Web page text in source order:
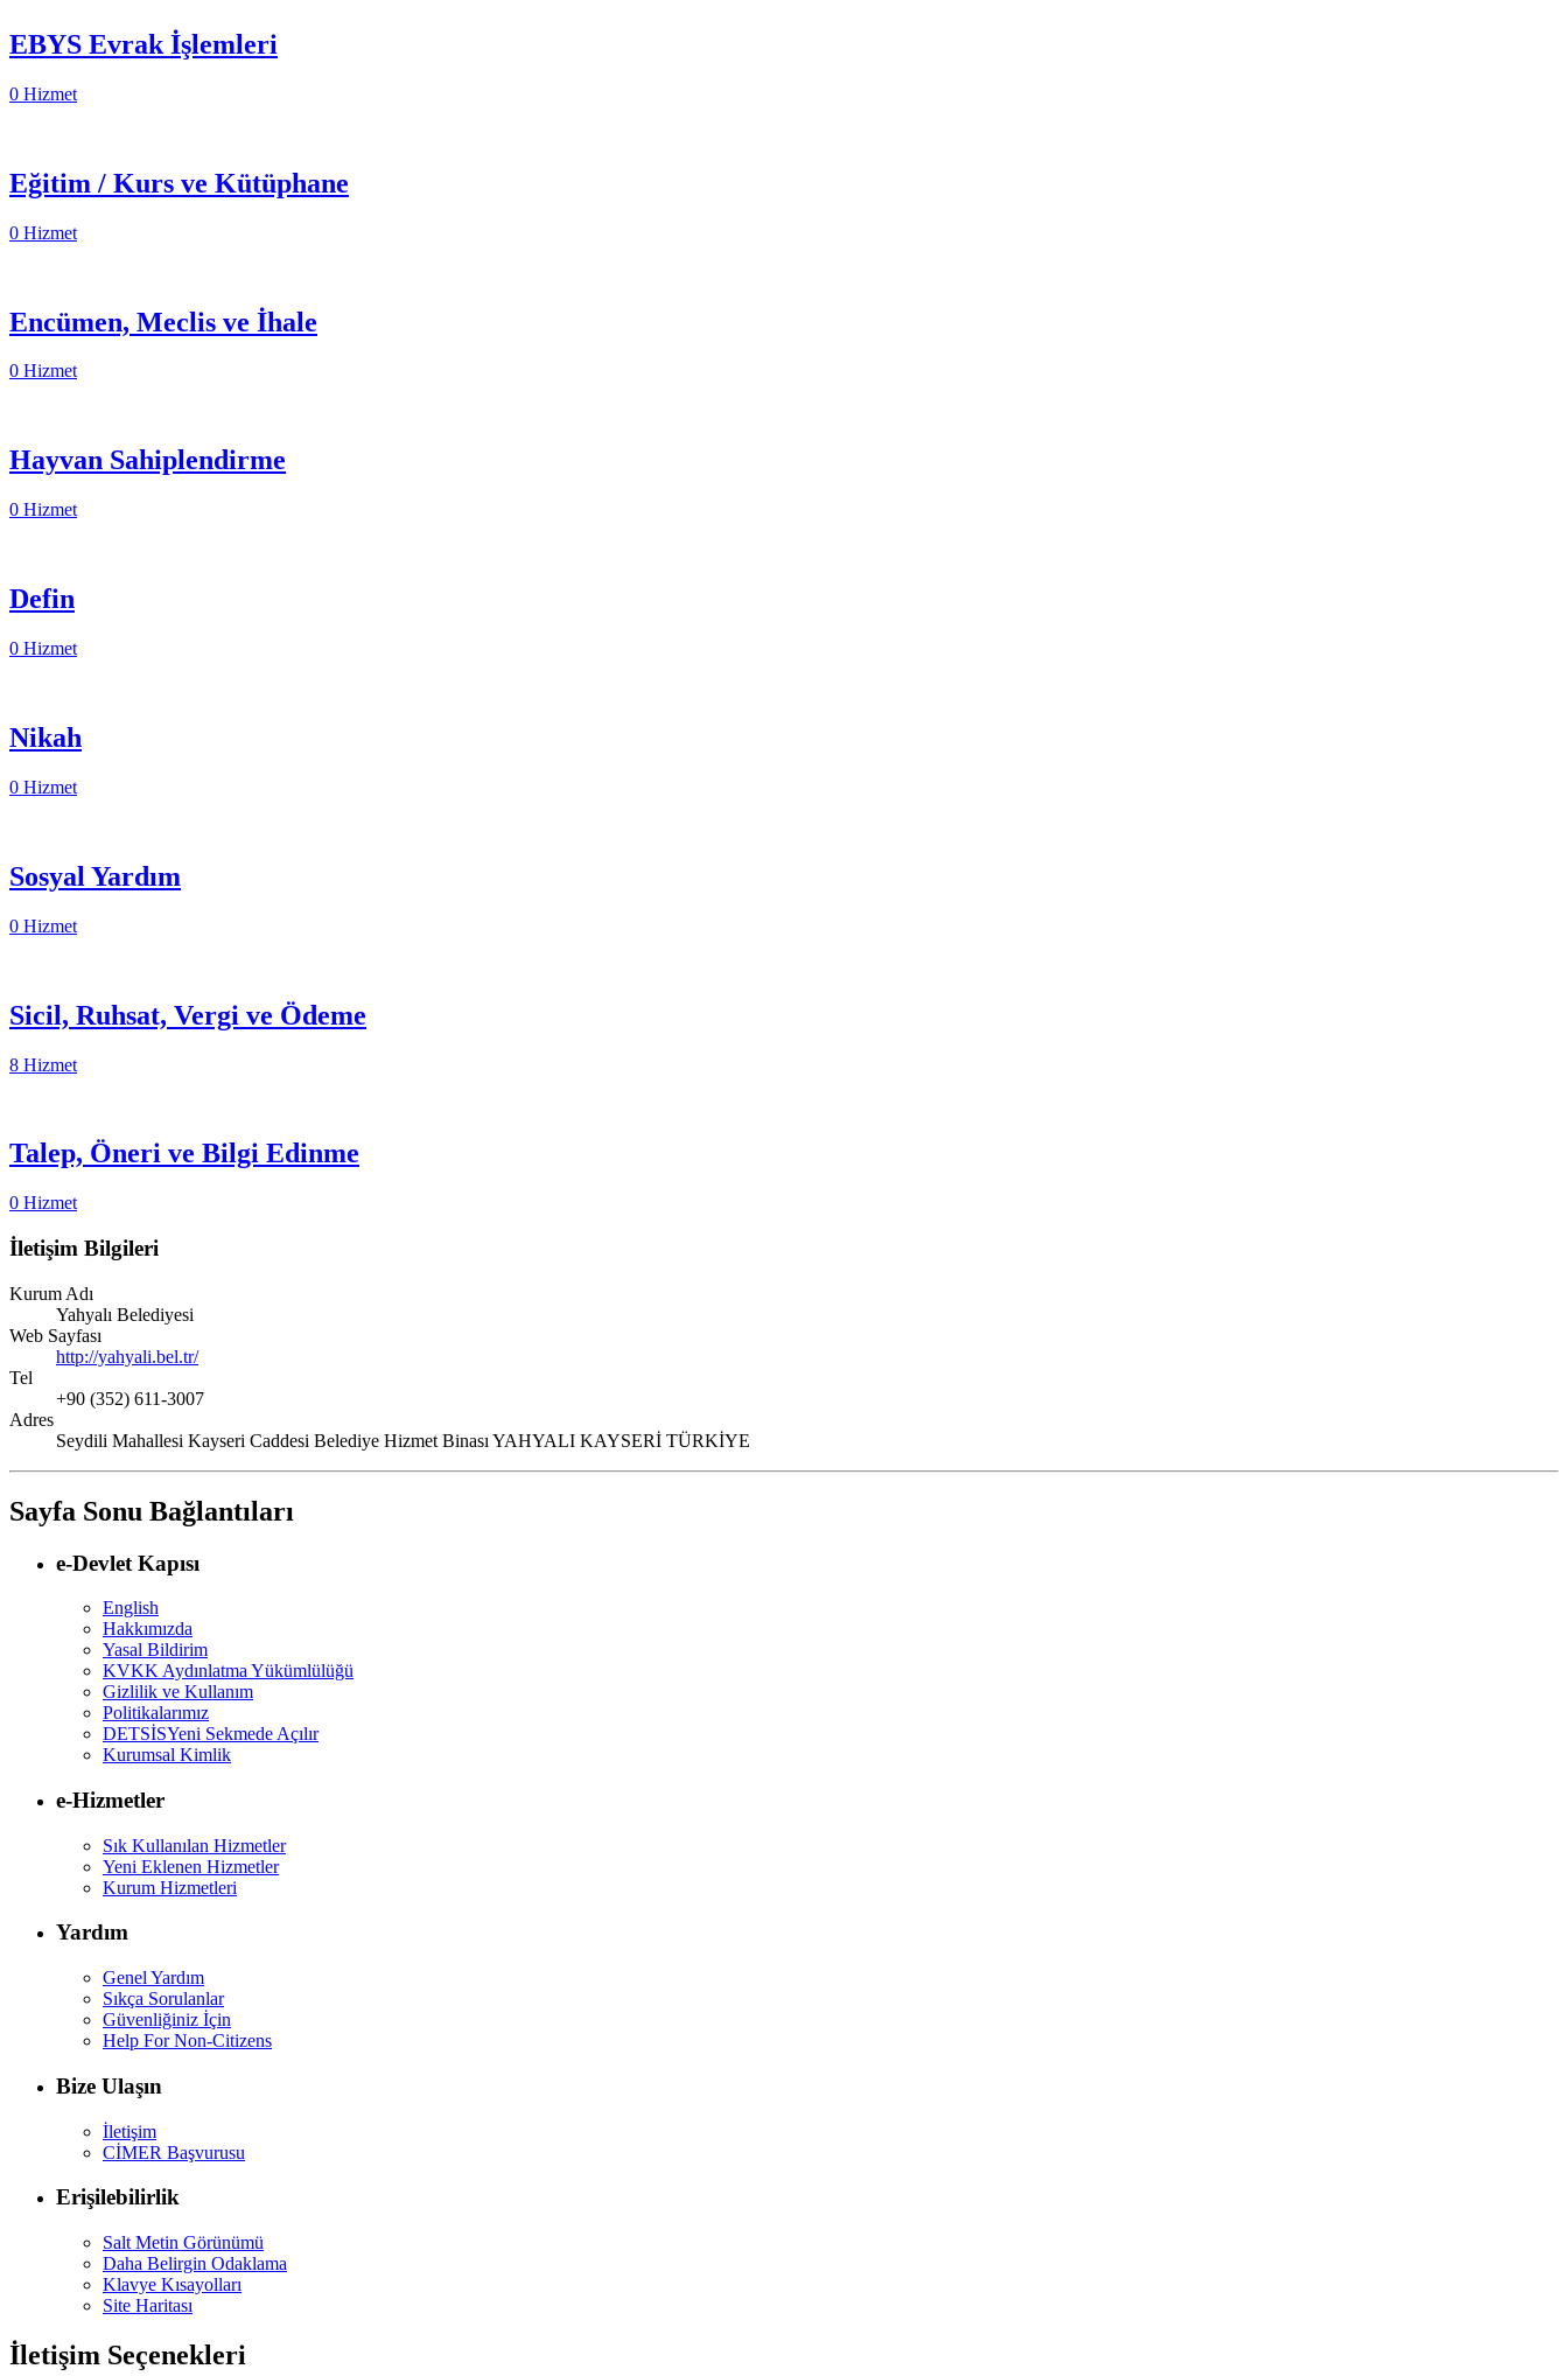
EBYS Evrak İşlemleri
0 Hizmet
Eğitim / Kurs ve Kütüphane
0 Hizmet
Encümen, Meclis ve İhale
0 Hizmet
Hayvan Sahiplendirme
0 Hizmet
Defin
0 Hizmet
Nikah
0 Hizmet
Sosyal Yardım
0 Hizmet
Sicil, Ruhsat, Vergi ve Ödeme
8 Hizmet
Talep, Öneri ve Bilgi Edinme
0 Hizmet
İletişim Bilgileri
Kurum Adı
Yahyalı Belediyesi
Web Sayfası
http://yahyali.bel.tr/
Tel
+90 (352) 611-3007
Adres
Seydili Mahallesi Kayseri Caddesi Belediye Hizmet Binası YAHYALI KAYSERİ TÜRKİYE
Sayfa Sonu Bağlantıları
e-Devlet Kapısı
English
Hakkımızda
Yasal Bildirim
KVKK Aydınlatma Yükümlülüğü
Gizlilik ve Kullanım
Politikalarımız
DETSİSYeni Sekmede Açılır
Kurumsal Kimlik
e-Hizmetler
Sık Kullanılan Hizmetler
Yeni Eklenen Hizmetler
Kurum Hizmetleri
Yardım
Genel Yardım
Sıkça Sorulanlar
Güvenliğiniz İçin
Help For Non-Citizens
Bize Ulaşın
İletişim
CİMER Başvurusu
Erişilebilirlik
Salt Metin Görünümü
Daha Belirgin Odaklama
Klavye Kısayolları
Site Haritası
İletişim Seçenekleri